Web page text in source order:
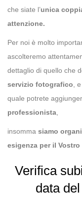
che siate l’unica
attenzione.
Per noi è molto
ascolteremo
dettaglio di quello che
servizio fotografico ,
quale potrete
professionista
insomma siamo
esigenza per il Vostro
Verifica
data